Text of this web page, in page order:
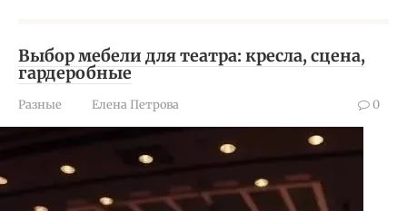
Выбор мебели для театра: кресла, сцена,
гардеробные
Разные Елена Петрова 0